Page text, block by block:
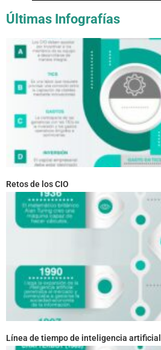
Últimas Infografías
Retos de los CIO
Línea de tiempo de inteligencia artificial